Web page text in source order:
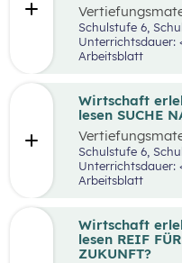
aufbereiteten
eigenen Lokal
Unterrichtsdauer:
Arbeitsblatt
Wirtschaft
lesen SUCHE
aufbereiteten
Suche nach
Unterrichtsdauer:
Arbeitsblatt
Wirtschaft
lesen REIF
ZUKUNFT?